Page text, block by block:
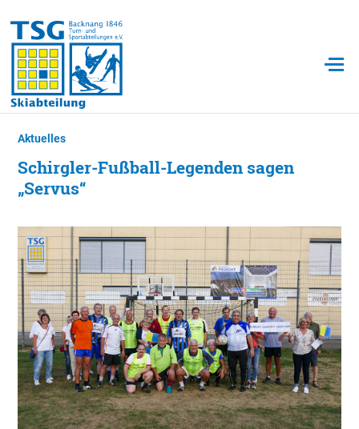
Aktuelles
Schirgler-Fußball-Legenden sagen
„Servus“